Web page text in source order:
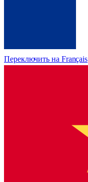
Переключить на Français